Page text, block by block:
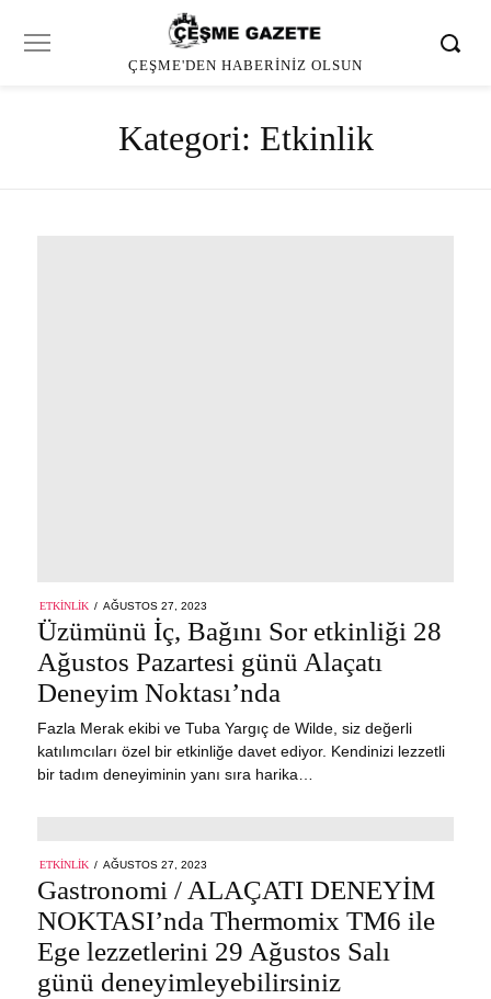
ÇEŞME'DEN HABERINIZ OLSUN
Kategori: Etkinlik
ETKINLIK
POSTED
ON
AĞUSTOS 27, 2023
27,
2023
Üzümünü İç, Bağını Sor etkinliği 28
Ağustos Pazartesi günü Alaçatı
Deneyim Noktası’nda
Fazla Merak ekibi ve Tuba Yargıç de Wilde, siz değerli
katılımcıları özel bir etkinliğe davet ediyor. Kendinizi lezzetli
bir tadım deneyiminin yanı sıra harika…
ETKINLIK
POSTED
AĞUSTOS 27, 2023
27,
2023
Gastronomi / ALAÇATI DENEYİM
NOKTASI’nda Thermomix TM6 ile
Ege lezzetlerini 29 Ağustos Salı
günü deneyimleyebilirsiniz